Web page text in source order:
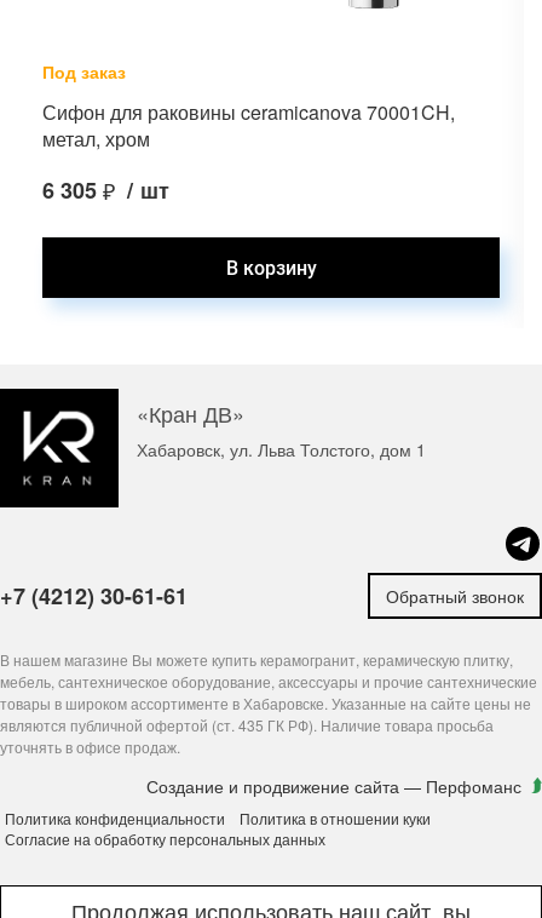
Под заказ
Сифон для раковины ceramicanova 70001CH,
метал, хром
6 305₽ / шт
«Кран ДВ»
Хабаровск, ул. Льва Толстого, дом 1
+7 (4212) 30-61-61 Обратный звонок
В нашем магазине Вы можете купить керамогранит, керамическую плитку,
мебель, сантехническое оборудование, аксессуары и прочие сантехнические
товары в широком ассортименте в Хабаровске. Указанные на сайте цены не
являются публичной офертой (ст. 435 ГК РФ). Наличие товара просьба
уточнять в офисе продаж.
Создание и продвижение сайта — Перфоманс
Политика конфиденциальности
Политика в отношении куки
Согласие на обработку персональных данных
Продолжая использовать наш сайт, вы